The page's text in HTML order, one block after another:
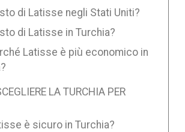
di Latisse negli Stati Uniti?
di Latisse in Turchia?
Latisse è più economico in
LA TURCHIA PER
è sicuro in Turchia?